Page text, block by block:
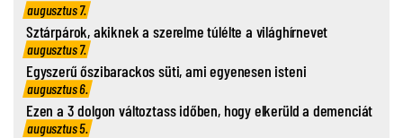
augusztus 7.
Sztárpárok, akiknek a szerelme túlélte a világhírnevet
augusztus 7.
Egyszerű őszibarackos süti, ami egyenesen isteni
augusztus 6.
Ezen a 3 dolgon változtass időben, hogy elkerüld a demenciát
augusztus 5.